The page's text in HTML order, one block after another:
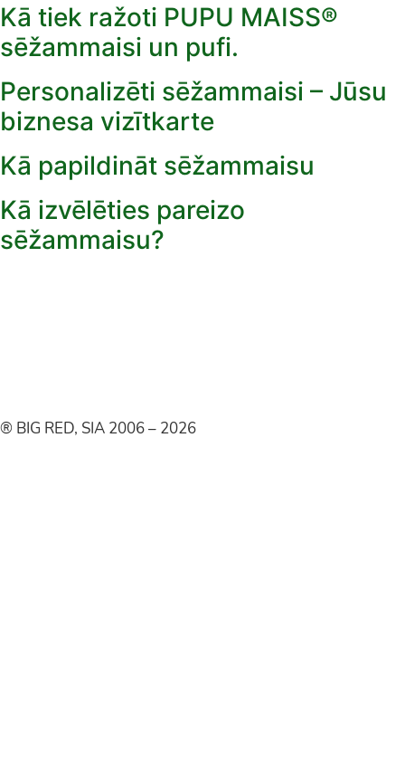
Kā tiek ražoti PUPU MAISS®
sēžammaisi un pufi.
Personalizēti sēžammaisi – Jūsu
biznesa vizītkarte
Kā papildināt sēžammaisu
Kā izvēlēties pareizo
sēžammaisu?
® BIG RED, SIA 2006 – 2026